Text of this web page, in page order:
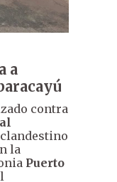
a
contra
la
Puerto